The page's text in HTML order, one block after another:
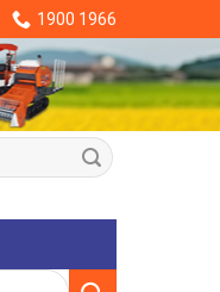
1900 1966